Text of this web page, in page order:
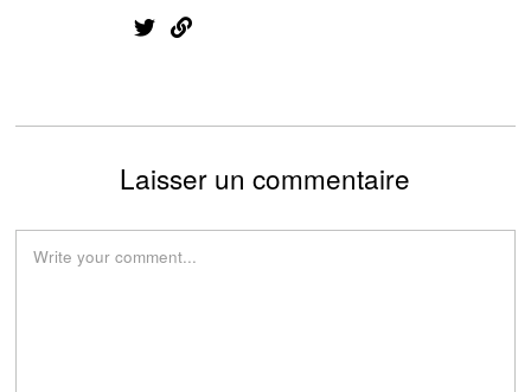
Laisser un commentaire